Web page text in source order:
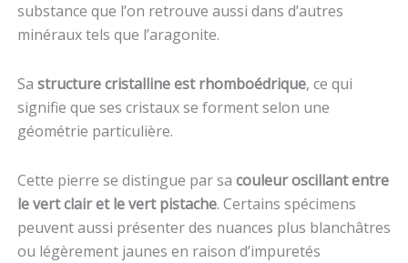
substance que l’on retrouve aussi dans d’autres
minéraux tels que l’aragonite.
Sa structure cristalline est rhomboédrique, ce qui
signifie que ses cristaux se forment selon une
géométrie particulière.
Cette pierre se distingue par sa couleur oscillant entre
le vert clair et le vert pistache. Certains spécimens
peuvent aussi présenter des nuances plus blanchâtres
ou légèrement jaunes en raison d’impuretés